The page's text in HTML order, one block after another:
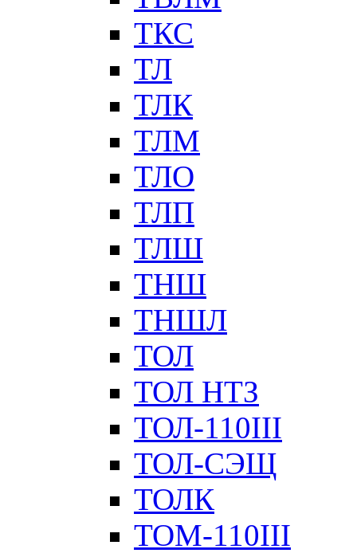
ТКС
ТЛ
ТЛК
ТЛМ
ТЛО
ТЛП
ТЛШ
ТНШ
ТНШЛ
ТОЛ
ТОЛ НТЗ
ТОЛ-110III
ТОЛ-СЭЩ
ТОЛК
ТОМ-110III